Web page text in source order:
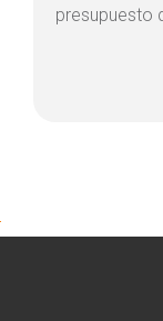
presupuesto